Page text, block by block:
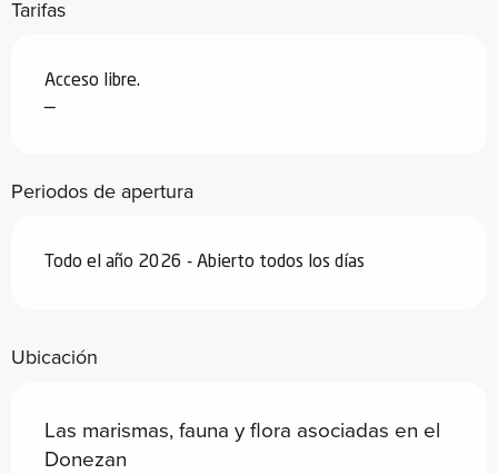
Tarifas
Acceso libre.
—
Periodos de apertura
Todo el año 2026 - Abierto todos los días
Ubicación
Las marismas, fauna y flora asociadas en el
Donezan